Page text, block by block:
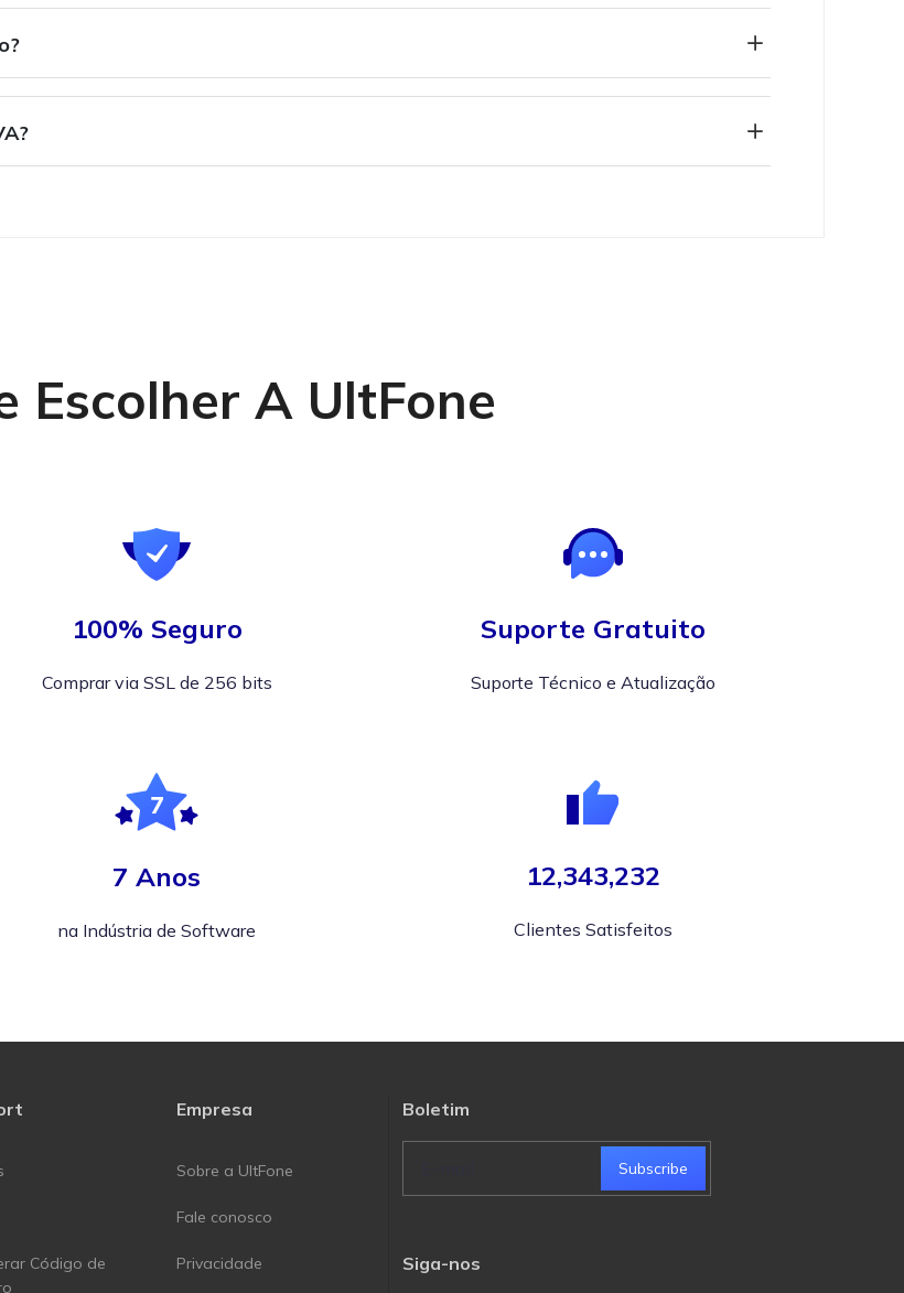
Escolher A UltFone
100% Seguro
Comprar via SSL de 256 bits
Suporte Gratuito
Suporte Técnico e Atualização
7 Anos
na Indústria de Software
12,343,232
Clientes Satisfeitos
Código de
Empresa
Sobre a UltFone
Fale conosco
Privacidade
Boletim
Subscribe
Siga-nos